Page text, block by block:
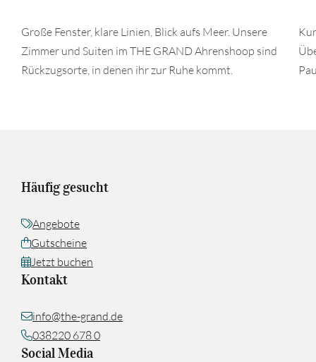
Große Fenster, klare Linien, Blick aufs Meer. Unsere
Zimmer und Suiten im THE GRAND Ahrenshoop sind
Rückzugsorte, in denen ihr zur Ruhe kommt.
Häufig gesucht
Angebote
Gutscheine
Jetzt buchen
Kontakt
info@the-grand.de
038220 678 0
Social Media